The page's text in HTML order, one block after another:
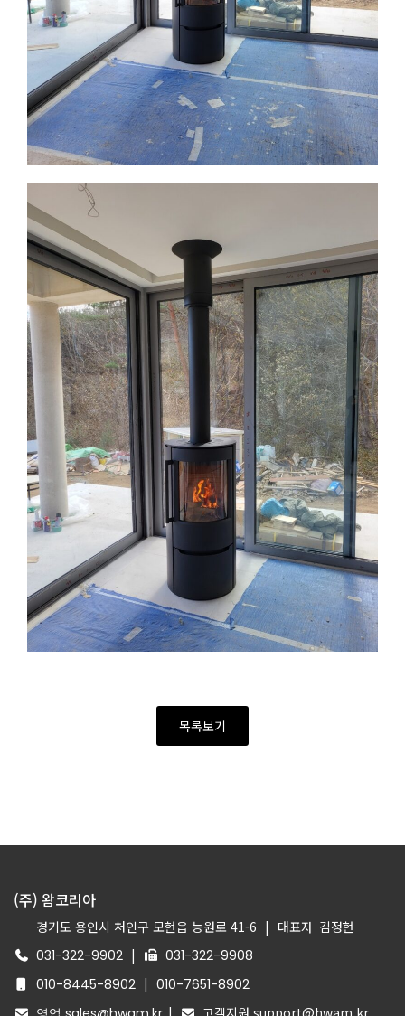
목록보기
(주) 왐코리아
경기도 용인시 처인구 모현읍 능원로 41-6 | 대표자 김정현
031-322-9902 |
031-322-9908
010-8445-8902 | 010-7651-8902
| 고객지원 support@hwam.kr